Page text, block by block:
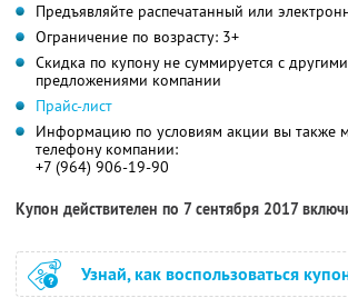
Предъявляйте распечатанный или
Ограничение по возрасту: 3+
Скидка по купону не суммируется с
предложениями компании
Прайс-лист
Информацию по условиям акции вы также
телефону компании:
+7 (964) 906-19-90
Купон действителен по 7 сентября 2017
Узнай, как воспользоваться